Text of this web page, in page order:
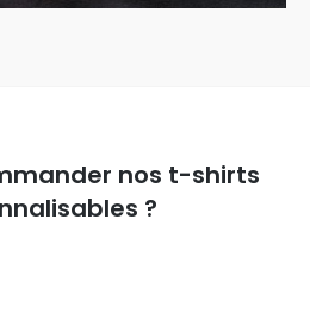
nos t-shirts
?